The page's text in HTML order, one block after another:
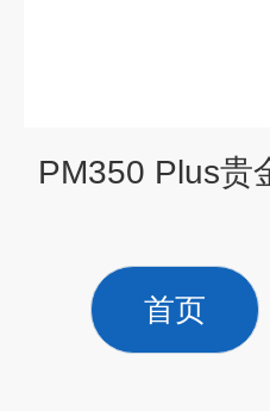
PM350 Plus贵
首页